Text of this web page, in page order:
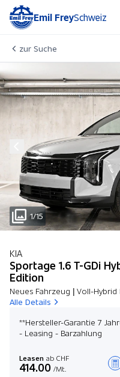
Emil FreySchweiz
zur Suche
1/15
KIA
Sportage 1.6 T-GDi
Edition
Neues Fahrzeug | Voll-
Alle Details
**Hersteller-Garantie 7
- Leasing - Barzahlung
Leasen ab CHF
414.00 /Mt.